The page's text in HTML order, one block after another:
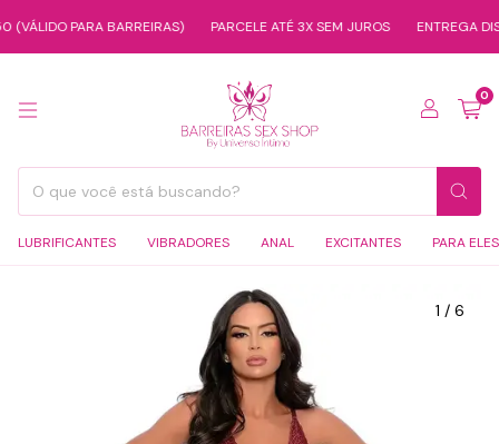
PARA BARREIRAS) PARCELE ATÉ 3X SEM JUROS ENTREGA
0
LUBRIFICANTES VIBRADORES ANAL EXCITANTES PARA ELES
1 / 6